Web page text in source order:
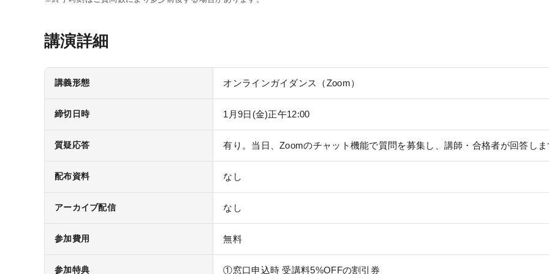
講演詳細
講義形態 オンラインガイダンス（Zoom）
締切日時 1月9日(金)正午12:00
質疑応答 有り。当日、Zoomのチャット機能で質問を募集し、講師・合格者が回答し
配布資料 なし
アーカイブ配信 なし
参加費用 無料
参加特典 ①窓口申込時 受講料5%OFFの割引券